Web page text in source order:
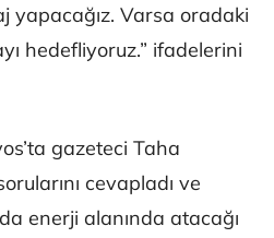
yapacağız. Varsa oradaki
hedefliyoruz.” ifadelerini
gazeteci Taha
cevapladı ve
enerji alanında atacağı